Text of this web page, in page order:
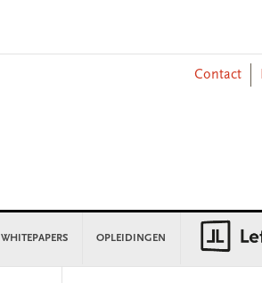
Contact
WHITEPAPERS OPLEIDINGEN